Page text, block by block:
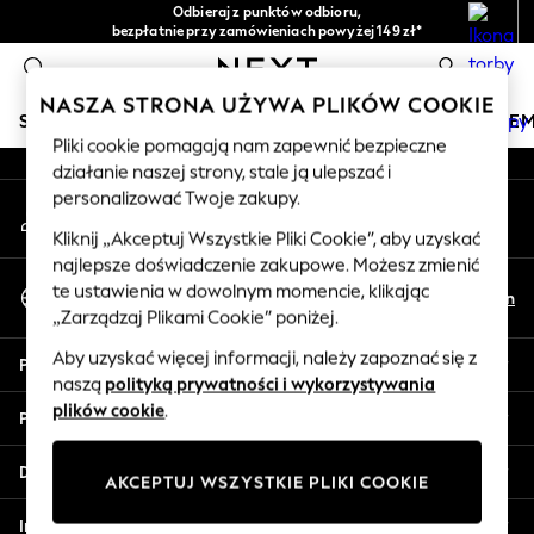
Odbieraj z punktów odbioru,
bezpłatnie przy zamówieniach powyżej 149 zł*
Łatwe zwroty*
0
SKLEP WAKACYJNY
HOLIDAY SHOP
Women's Holiday Shop
All Swimwear
All Beachwear
Bags & Accessories
Beach Dresses & Kaftans
Dresses
Flip Flops
Sliders
Jumpsuits & Playsuits
Sandals
Shorts
An error occurred on client
Nasze media społecznościowe
Moje konto
Zaloguj się na swoje konto
Wybierz Język
Polski
En
Pomoc
Prywatność i zasady prawne
Działy
Inne usługi
NASZA STRONA UŻYWA PLIKÓW COOKIE
Pliki cookie pomagają nam zapewnić bezpieczne
działanie naszej strony, stale ją ulepszać i
personalizować Twoje zakupy.
Kliknij „Akceptuj Wszystkie Pliki Cookie”, aby uzyskać
najlepsze doświadczenie zakupowe. Możesz zmienić
te ustawienia w dowolnym momencie, klikając
„Zarządzaj Plikami Cookie” poniżej.
Aby uzyskać więcej informacji, należy zapoznać się z
naszą polityką prywatności i wykorzystywania
plików cookie.
AKCEPTUJ WSZYSTKIE PLIKI COOKIE